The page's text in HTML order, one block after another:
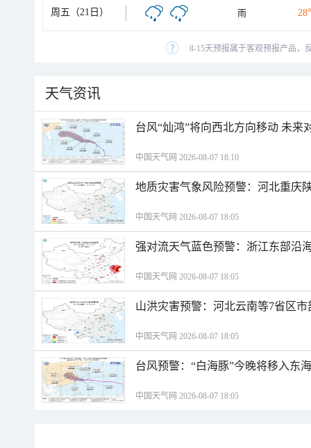
周五（21日） 雨
8-15天预报属于客观预报产品，
天气资讯
台风“灿鸿”将向西北方向移动 未来
中国天气网 2026-08-07 18:10
地质灾害气象风险预警：河北重庆
中国天气网 2026-08-07 18:05
强对流天气蓝色预警：浙江东部沿
中国天气网 2026-08-07 18:05
山洪灾害预警：河北云南等7省区
中国天气网 2026-08-07 18:05
台风预警：“白海豚”今晚将移入东
中国天气网 2026-08-07 18:05